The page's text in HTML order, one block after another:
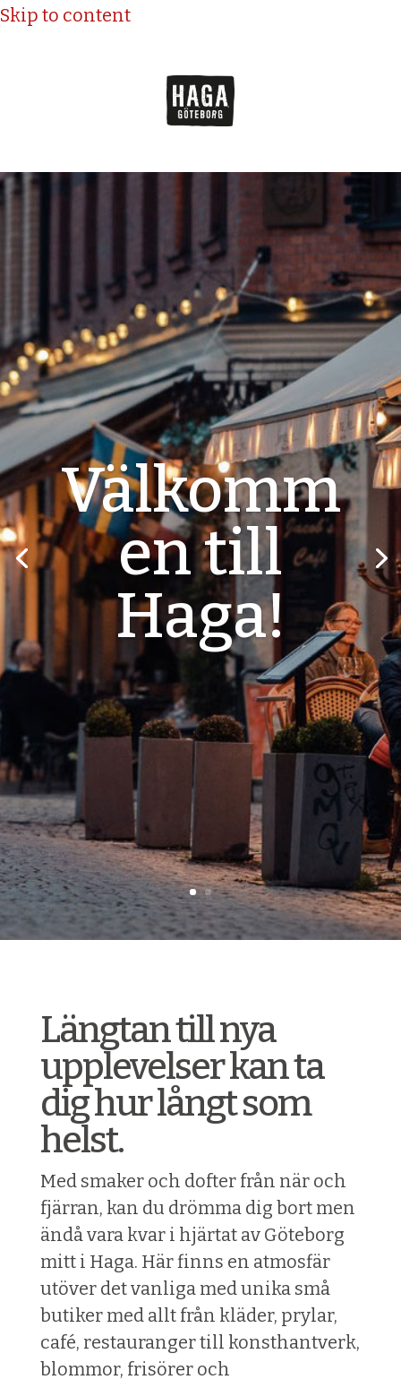
Skip to content
Välkomm
en till
Haga!
Längtan till nya
upplevelser kan ta
dig hur långt som
helst.
Med smaker och dofter från när och
fjärran, kan du drömma dig bort men
ändå vara kvar i hjärtat av Göteborg
mitt i Haga. Här finns en atmosfär
utöver det vanliga med unika små
butiker med allt från kläder, prylar,
café, restauranger till konsthantverk,
blommor, frisörer och